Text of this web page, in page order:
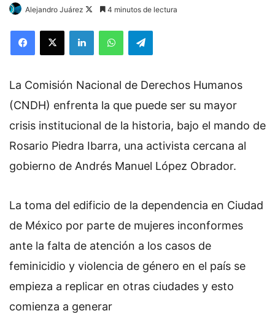
Alejandro Juárez
l
w
n
X
4 minutos de lectura
La Comisión Nacional de Derechos Humanos
(CNDH) enfrenta la que puede ser su mayor
crisis institucional de la historia, bajo el mando de
Rosario Piedra Ibarra, una activista cercana al
gobierno de Andrés Manuel López Obrador.
La toma del edificio de la dependencia en Ciudad
de México por parte de mujeres inconformes
ante la falta de atención a los casos de
feminicidio y violencia de género en el país se
empieza a replicar en otras ciudades y esto
comienza a generar